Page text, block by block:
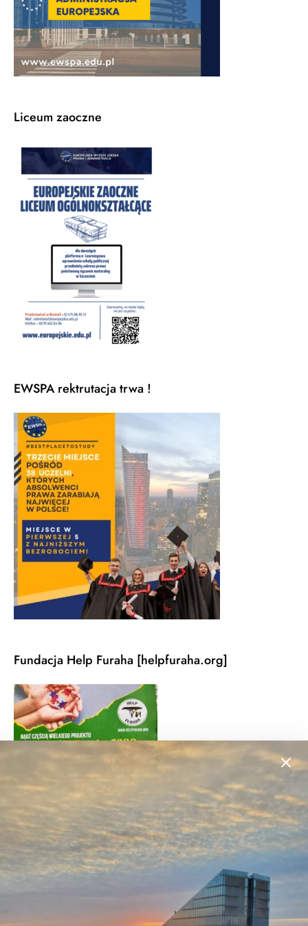
Liceum zaoczne
EWSPA rektrutacja trwa !
Fundacja Help Furaha [helpfuraha.org]